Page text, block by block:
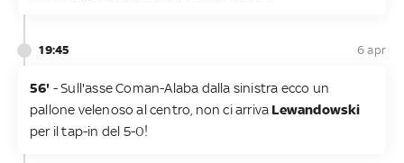
19:45 6 apr
56' - Sull'asse Coman-Alaba dalla sinistra ecco un
pallone velenoso al centro, non ci arriva Lewandowski
per il tap-in del 5-0!